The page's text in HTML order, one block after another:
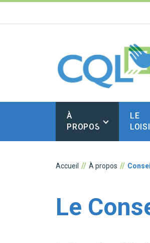
À
PROPOS
LE
Accueil À propos
Le